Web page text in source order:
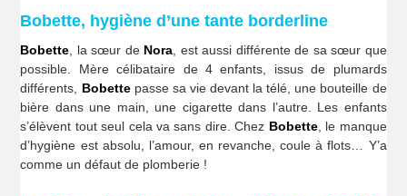
Bobette, hygiène d’une tante borderline
Bobette , la sœur de Nora , est aussi différente de sa sœur que
possible. Mère célibataire de 4 enfants, issus de plumards
différents, Bobettepasse sa vie devant la télé, une bouteille de
bière dans une main, une cigarette dans l’autre. Les enfants
s’élèvent tout seul cela va sans dire. Chez Bobette, le manque
d’hygiène est absolu, l’amour, en revanche, coule à flots… Y’a
comme un défaut de plomberie !